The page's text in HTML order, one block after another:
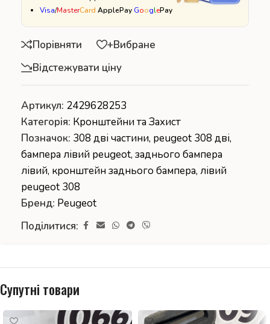
Visa/MasterCard ApplePay GooglePay
Порівняти
+Вибране
Відстежувати ціну
Артикул: 2429628253
Категорія: Кронштейни та Захист
Позначок: 308 дві частини, peugeot 308 дві,
бампера лівий peugeot, заднього бампера
лівий, кронштейн заднього бампера, лівий
peugeot 308
Бренд: Peugeot
Поділитися:
Супутні товари